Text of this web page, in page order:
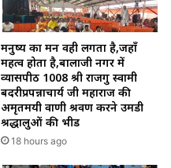
मनुष्य का मन वही लगता है,जहाँ
महत्व होता है,बालाजी नगर में
व्यासपीठ 1008 श्री राजगुरु स्वामी
बदरीप्रपन्नाचार्य जी महाराज की
अमृतमयी वाणी श्रवण करने उमडी
श्रद्धालुओं की भीड
18 hours ago